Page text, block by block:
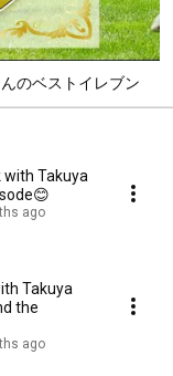
のベストイレブン
Takuya
ago
Takuya
the
ago